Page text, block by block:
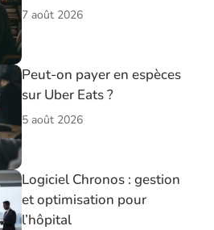
7 août 2026
Peut-on payer en espèces
sur Uber Eats ?
5 août 2026
Logiciel Chronos : gestion
et optimisation pour
l’hôpital